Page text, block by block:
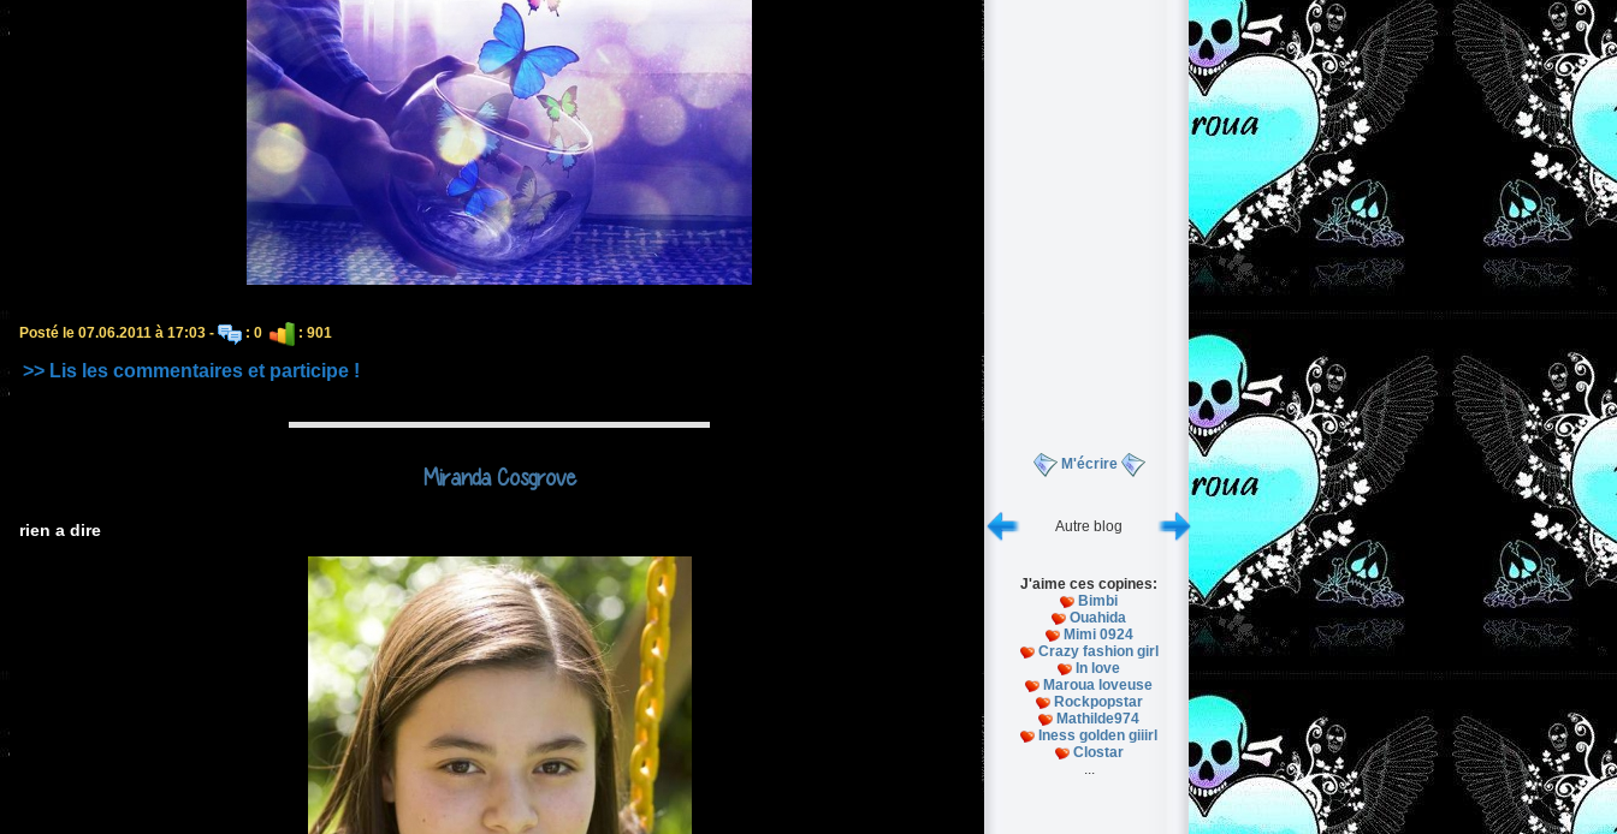
Posté le 07.06.2011 à 17:03 - : 0 : 901
>> Lis les commentaires et participe !
Miranda Cosgrove
rien a dire
M'écrire
Autre blog
J'aime ces copines:
Bimbi
Ouahida
Mimi 0924
Crazy fashion girl
In love
Maroua loveuse
Rockpopstar
Mathilde974
Iness golden giiirl
Clostar
...